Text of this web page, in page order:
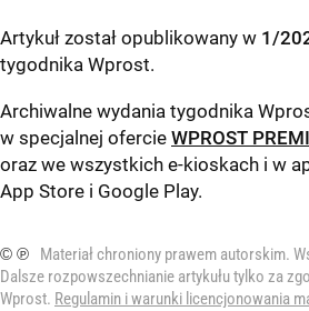
Artykuł został opublikowany w 1/
tygodnika Wprost.
Archiwalne wydania tygodnika
w specjalnej ofercie WPROST
oraz we wszystkich e-kioskach i w
App Store i Google Play.
© ℗
Materiał chroniony prawem autorskim.
Dalsze rozpowszechnianie artykułu tylko za
Wprost. Regulamin i warunki licencjonowania